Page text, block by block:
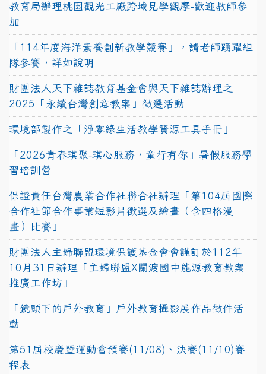
教育局辦理桃園觀光工廠跨域見學觀摩-歡迎教師參
加
「114年度海洋素養創新教學競賽」，請老師踴躍組
隊參賽，詳如說明
財團法人天下雜誌教育基金會與天下雜誌辦理之
2025「永續台灣創意教案」徵選活動
環境部製作之「淨零綠生活教學資源工具手冊」
「2026青春琪聚-琪心服務，童行有你」暑假服務學
習培訓營
保證責任台灣農業合作社聯合社辦理「第104屆國際
合作社節合作事業短影片徵選及繪畫（含四格漫
畫）比賽」
財團法人主婦聯盟環境保護基金會會謹訂於112年
10月31日辦理「主婦聯盟X關渡國中能源教育教案
推廣工作坊」
「鏡頭下的戶外教育」戶外教育攝影展作品徵件活
動
第51屆校慶暨運動會預賽(11/08)、決賽(11/10)賽
程表